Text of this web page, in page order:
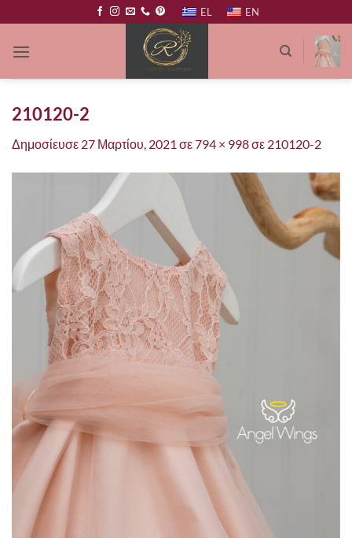
στο
περιεχόμενο
EL EN
210120-2
Δημοσίευσε 27 Μαρτίου, 2021 σε794 × 998σε 210120-2